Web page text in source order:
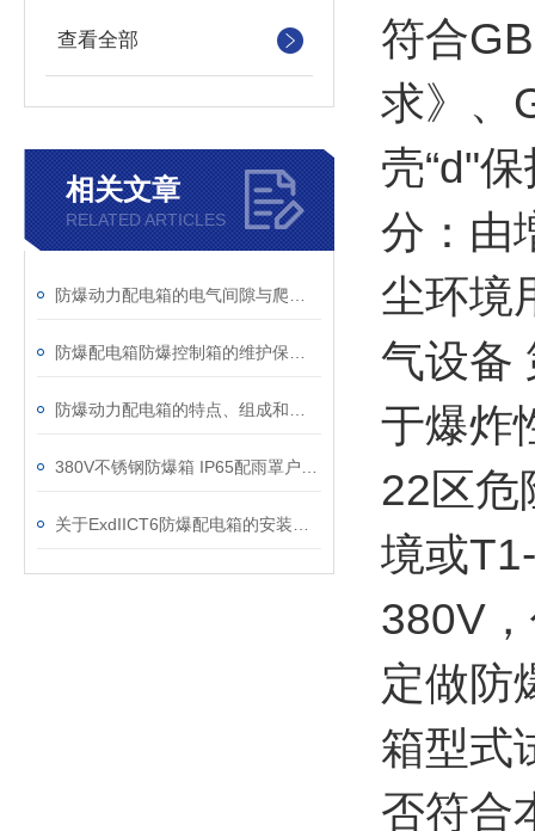
查看全部
相关文章
RELATED ARTICLES
符合
求》、
壳“d"
分：由
尘环境
气设备
于爆炸
22区危
境或
380V
定做防
箱型式
否符合